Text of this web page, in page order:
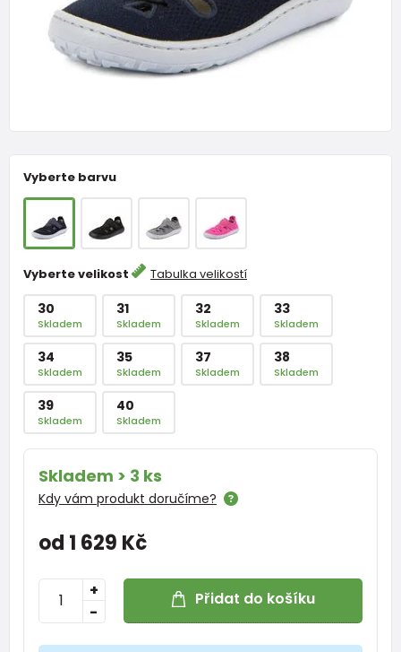
Vyberte barvu
Vyberte velikost Tabulka velikostí
30
Skladem
31
Skladem
32
Skladem
33
Skladem
34
Skladem
35
Skladem
37
Skladem
38
Skladem
39
Skladem
40
Skladem
Skladem > 3 ks
Kdy vám produkt doručíme?
od 1 629 Kč
-
+ Přidat do košíku